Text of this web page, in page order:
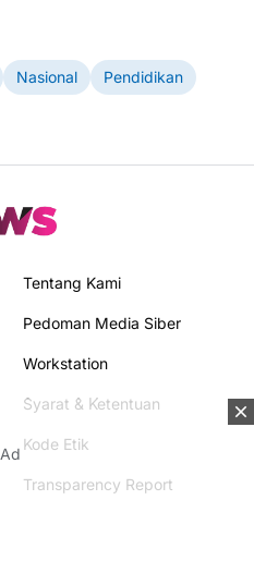
Nasional
Pendidikan
Ad
Tentang Kami
Pedoman Media Siber
Workstation
Syarat & Ketentuan
Kode Etik
Transparency Report